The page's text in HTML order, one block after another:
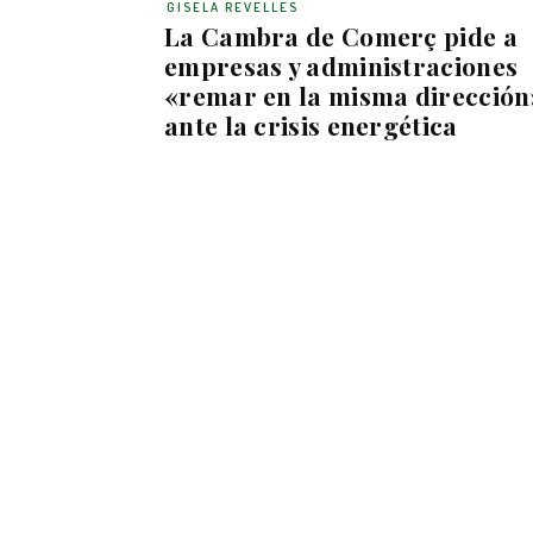
La Cambra de Comerç pide a
empresas y administraciones
«remar en la misma
ante la crisis energética
GISELA REVELLES